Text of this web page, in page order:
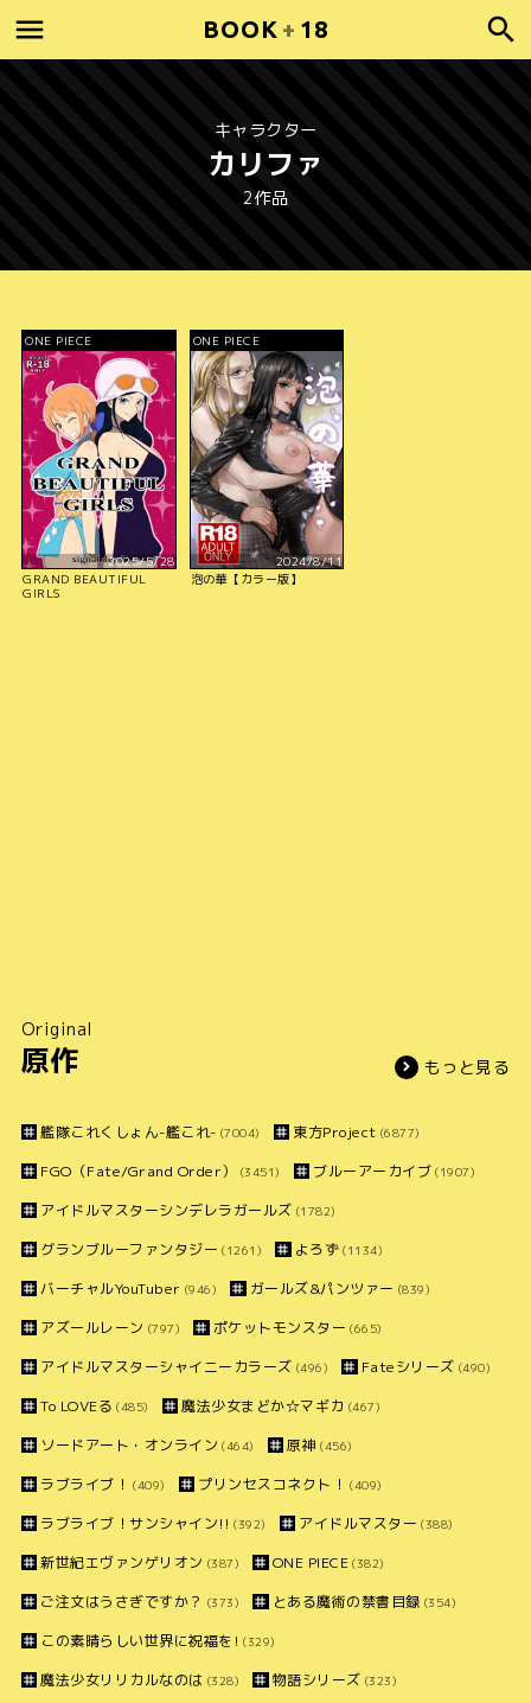
BOOK + 18
キャラクター
カリファ
2作品
ONE PIECE
2025/5/28
GRAND BEAUTIFUL
GIRLS
ONE PIECE
2024/8/11
泡の華【カラー版】
Original
原作 もっと見る
艦隊これくしょん-艦これ- (7004) 東方Project (6877)
FGO（Fate/Grand Order） (3451) ブルーアーカイブ (1907)
アイドルマスターシンデレラガールズ (1782)
グランブルーファンタジー (1261) よろず (1134)
バーチャルYouTuber (946) ガールズ&パンツァー (839)
アズールレーン (797) ポケットモンスター (665)
アイドルマスターシャイニーカラーズ (496) Fateシリーズ (490)
To LOVEる (485) 魔法少女まどか☆マギカ (467)
ソードアート・オンライン (464) 原神 (456)
ラブライブ！ (409) プリンセスコネクト！ (409)
ラブライブ！サンシャイン!! (392) アイドルマスター (388)
新世紀エヴァンゲリオン (387) ONE PIECE (382)
ご注文はうさぎですか？ (373) とある魔術の禁書目録 (354)
この素晴らしい世界に祝福を! (329)
魔法少女リリカルなのは (328) 物語シリーズ (323)